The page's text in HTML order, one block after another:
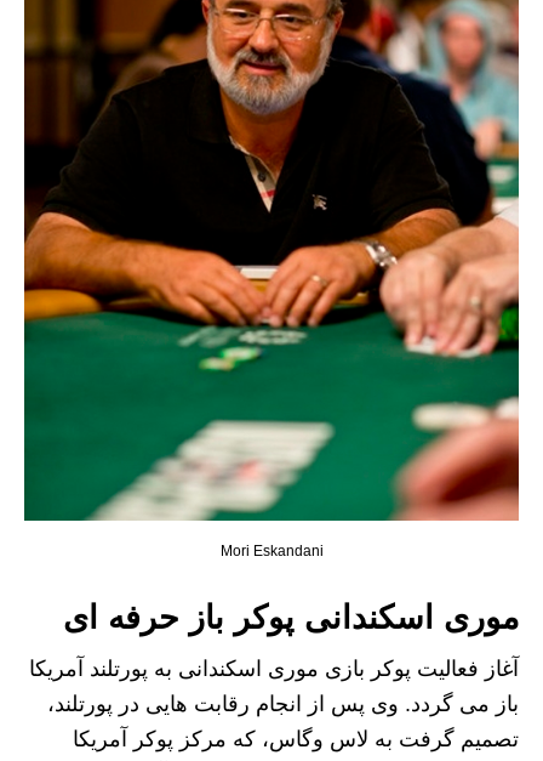
Mori Eskandani
موری اسکندانی پوکر باز حرفه ای
آغاز فعالیت پوکر بازی موری اسکندانی به پورتلند آمریکا
باز می گردد. وی پس از انجام رقابت هایی در پورتلند،
تصمیم گرفت به لاس وگاس، که مرکز پوکر آمریکا